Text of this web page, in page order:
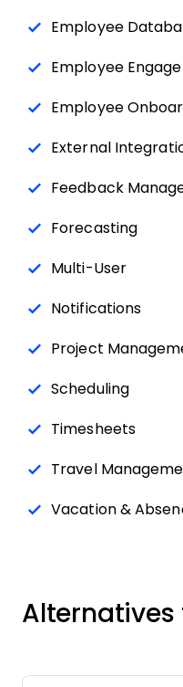
Employee
Employee
Employee
External
Feedback
Forecasting
Multi-User
Notifications
Project
Scheduling
Timesheets
Travel
Vacation &
Alternatives